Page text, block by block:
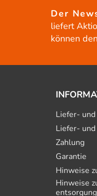
Der
liefert
können
Liefer-
Liefer-
Zahlung
Garantie
Hinweise
Hinweise
entsorgung